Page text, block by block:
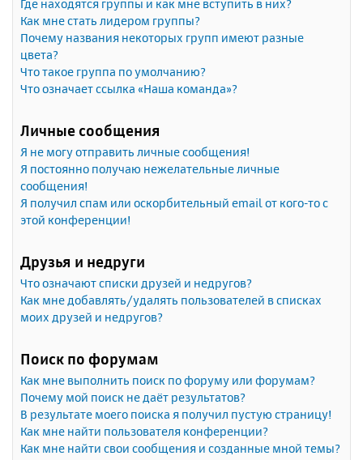
Где находятся группы и как мне вступить в них?
Как мне стать лидером группы?
Почему названия некоторых групп имеют разные
цвета?
Что такое группа по умолчанию?
Что означает ссылка «Наша команда»?
Личные сообщения
Я не могу отправить личные сообщения!
Я постоянно получаю нежелательные личные
сообщения!
Я получил спам или оскорбительный email от кого-то с
этой конференции!
Друзья и недруги
Что означают списки друзей и недругов?
Как мне добавлять/удалять пользователей в списках
моих друзей и недругов?
Поиск по форумам
Как мне выполнить поиск по форуму или форумам?
Почему мой поиск не даёт результатов?
В результате моего поиска я получил пустую страницу!
Как мне найти пользователя конференции?
Как мне найти свои сообщения и созданные мной темы?